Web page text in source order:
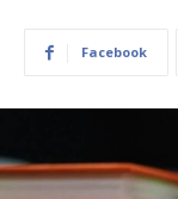
Facebook